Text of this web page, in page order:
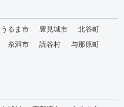
うるま市 豊見城市
北谷町
糸満市 読谷村
与那原町